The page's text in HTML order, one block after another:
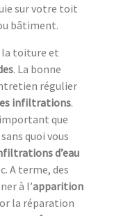
sur votre toit
bâtiment.
la toiture et
. La bonne
régulier
infiltrations.
que
quoi vous
d’eau
A terme, des
à l’apparition
la réparation